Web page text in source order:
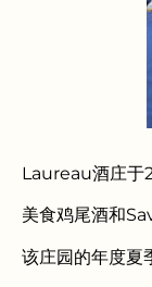
Laureau酒庄于
美食鸡尾酒和
该庄园的年度夏